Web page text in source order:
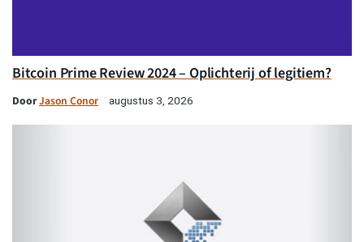
Bitcoin Prime Review 2024 – Oplichterij of legitiem?
DoorJason Conor augustus 3, 2026